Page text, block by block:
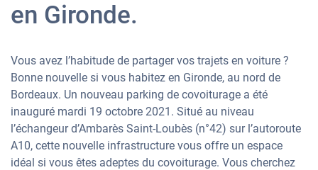
en Gironde.
Vous avez l’habitude de partager vos trajets en voiture ?
Bonne nouvelle si vous habitez en Gironde, au nord de
Bordeaux. Un nouveau parking de covoiturage a été
inauguré mardi 19 octobre 2021. Situé au niveau
l’échangeur d’Ambarès Saint-Loubès (n°42) sur l’autoroute
A10, cette nouvelle infrastructure vous offre un espace
idéal si vous êtes adeptes du covoiturage. Vous cherchez